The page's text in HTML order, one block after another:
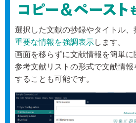
選択した文献の抄録やタイトル
重要な情報を強調表示します。
画面を移らずに文献情報を簡単に
参考文献リストの形式で文献情報
することも可能です。